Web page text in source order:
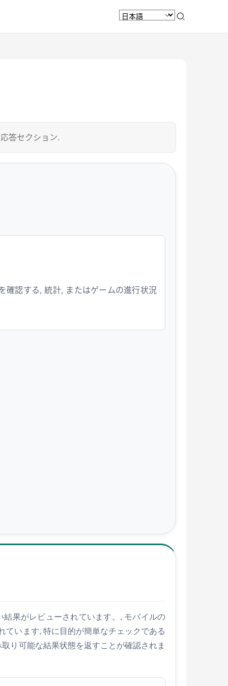
答セクション.
確認する, 統計, またはゲームの進行状況
果がレビューされています。, モバイルの
ています, 特に目的が簡単なチェックである
り可能な結果状態を返すことが確認されま